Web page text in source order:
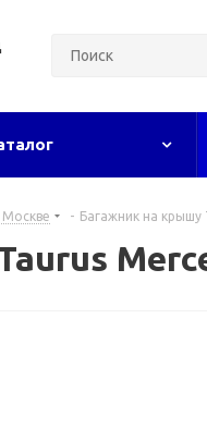
Москве - Багажник на крышу